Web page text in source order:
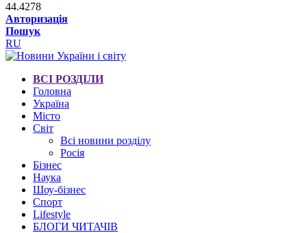
44.4278
Авторизація
Пошук
RU
ВСІ РОЗДІЛИ
Головна
Україна
Місто
Світ
Всі новини розділу
Росія
Бізнес
Наука
Шоу-бізнес
Спорт
Lifestyle
БЛОГИ ЧИТАЧІВ